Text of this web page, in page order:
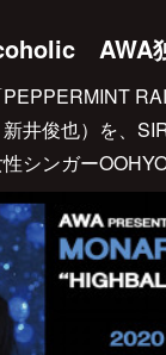
井俊也）を、
シンガー